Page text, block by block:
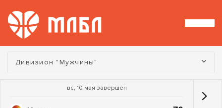
Турнир:
Дивизион "Мужчины"
вс, 10 мая завершен